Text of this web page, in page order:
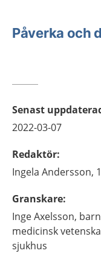
Påverka och
Senast
2022-03-07
Redaktör:
Ingela Andersson,
Granskare:
IngeAxelsson,
medicinsk
sjukhus